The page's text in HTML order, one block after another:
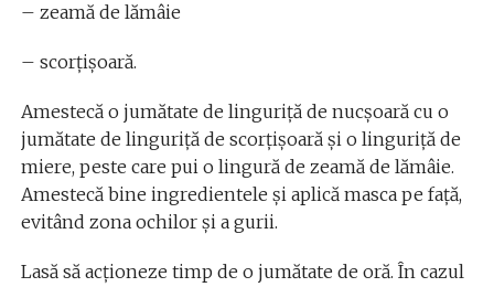
– zeamă de lămâie
– scorțișoară.
Amestecă o jumătate de linguriță de nucșoară cu o
jumătate de linguriță de scorțișoară și o linguriță de
miere, peste care pui o lingură de zeamă de lămâie.
Amestecă bine ingredientele și aplică masca pe față,
evitând zona ochilor și a gurii.
Lasă să acționeze timp de o jumătate de oră. În cazul